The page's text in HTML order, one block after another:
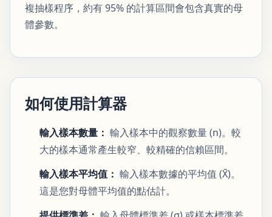
複抽樣程序，約有 95% 的計算區間會包含真實的母
體參數。
如何使用計算器
輸入樣本數量： 輸入樣本中的觀察數量 (n)。較
大的樣本通常產生較窄、較精確的信賴區間。
輸入樣本平均值： 輸入樣本數據的平均值 (X̄)。
這是您對母體平均值的點估計。